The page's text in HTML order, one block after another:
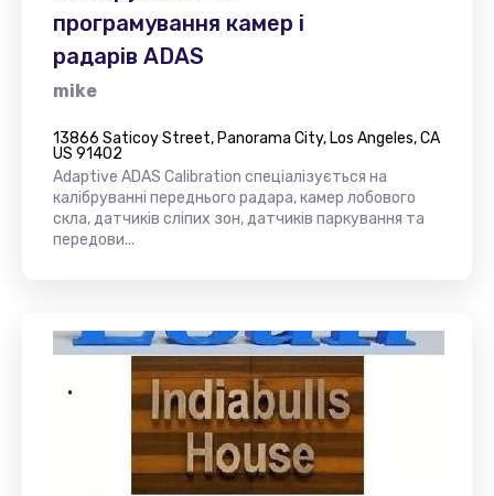
програмування камер і
радарів ADAS
mike
13866 Saticoy Street, Panorama City, Los Angeles, CA
US 91402
Adaptive ADAS Calibration спеціалізується на
калібруванні переднього радара, камер лобового
скла, датчиків сліпих зон, датчиків паркування та
передови...